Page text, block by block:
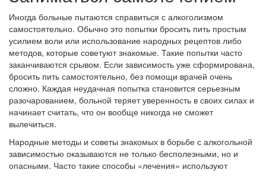
Иногда больные пытаются справиться с алкоголизмом
самостоятельно. Обычно это попытки бросить пить простым
усилием воли или использование народных рецептов либо
методов, которые советуют знакомые. Такие попытки часто
заканчиваются срывом. Если зависимость уже сформирована,
бросить пить самостоятельно, без помощи врачей очень
сложно. Каждая неудачная попытка становится серьезным
разочарованием, больной теряет уверенность в своих силах и
начинает считать, что он вообще никогда не сможет
вылечиться.
Народные методы и советы знакомых в борьбе с алкогольной
зависимостью оказываются не только бесполезными, но и
опасными. Часто такие способы «лечения» используют